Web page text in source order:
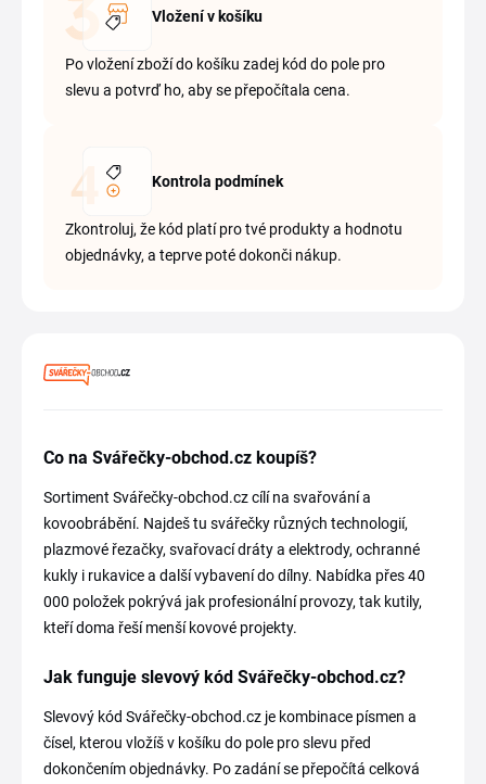
Vložení v košíku
Po vložení zboží do košíku zadej kód do pole pro
slevu a potvrď ho, aby se přepočítala cena.
Kontrola podmínek
Zkontroluj, že kód platí pro tvé produkty a hodnotu
objednávky, a teprve poté dokonči nákup.
Co na Svářečky-obchod.cz koupíš?
Sortiment Svářečky-obchod.cz cílí na svařování a
kovoobrábění. Najdeš tu svářečky různých technologií,
plazmové řezačky, svařovací dráty a elektrody, ochranné
kukly i rukavice a další vybavení do dílny. Nabídka přes 40
000 položek pokrývá jak profesionální provozy, tak kutily,
kteří doma řeší menší kovové projekty.
Jak funguje slevový kód Svářečky-obchod.cz?
Slevový kód Svářečky-obchod.cz je kombinace písmen a
čísel, kterou vložíš v košíku do pole pro slevu před
dokončením objednávky. Po zadání se přepočítá celková